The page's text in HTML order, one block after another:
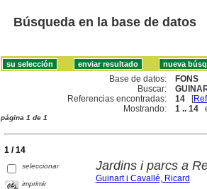
Búsqueda en la base de datos
Base de datos:
FONS
Buscar:
Referencias encontradas:
14 [
Mostrando:
1 .. 14
página 1 de 1
1 / 14
seleccionar
imprimir
Jardins i parcs a
Guinart i Cavallé, Ricard